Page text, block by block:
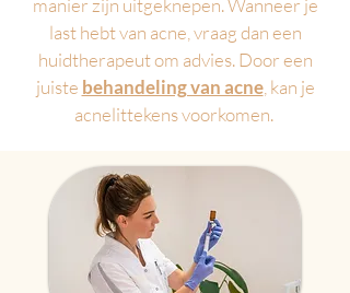
manier zijn uitgeknepen. Wanneer je
last hebt van acne, vraag dan een
huidtherapeut om advies. Door een
juiste behandeling van acne, kan je
acnelittekens voorkomen.